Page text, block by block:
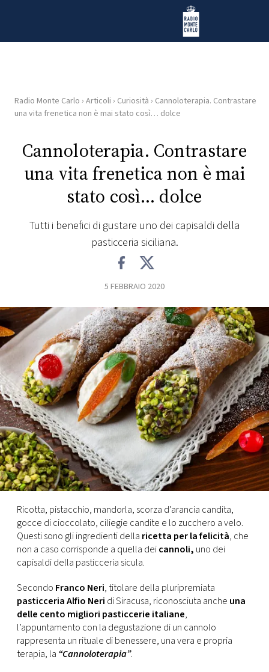
Radio Monte Carlo
HOME
RADIO
WEB
PLAYLIST
CONCORSI
EVENTI
VIDEO
TV
PRINCIPATO
DI
MONACO
RMC
CONSIGLIA
Radio Monte Carlo › Articoli › Curiosità › Cannoloterapia. Contrastare
una vita frenetica non è mai stato così… dolce
Cannoloterapia. Contrastare
una vita frenetica non è mai
stato così… dolce
Tutti i benefici di gustare uno dei capisaldi della
pasticceria siciliana.
5 FEBBRAIO 2020
Ricotta, pistacchio, mandorla, scorza d’arancia candita,
gocce di cioccolato, ciliegie candite e lo zucchero a velo.
Questi sono gli ingredienti della ricetta per la felicità, che
non a caso corrisponde a quella deicannoli, uno dei
capisaldi della pasticceria sicula.
Secondo Franco Neri, titolare della pluripremiata
pasticceria Alfio Neri di Siracusa, riconosciuta anche una
delle cento migliori pasticcerie italiane,
l’appuntamento con la degustazione di un cannolo
rappresenta un rituale di benessere, una vera e propria
terapia, la “Cannoloterapia”.